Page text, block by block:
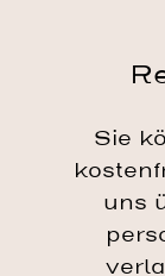
Sie
uns